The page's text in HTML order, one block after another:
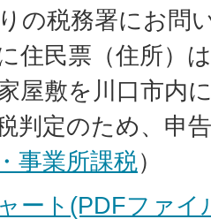
の税務署にお問
住民票（住所）
屋敷を川口市内
判定のため、申
事業所課税）
ート(PDFファイ